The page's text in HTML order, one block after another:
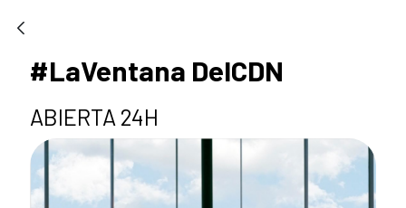
#LaVentana DelCDN
ABIERTA 24H